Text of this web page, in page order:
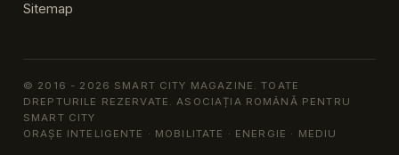
Sitemap
© 2016 - 2026 SMART CITY MAGAZINE. TOATE
DREPTURILE REZERVATE. ASOCIAȚIA ROMÂNĂ PENTRU
SMART CITY
ORAȘE INTELIGENTE · MOBILITATE · ENERGIE · MEDIU